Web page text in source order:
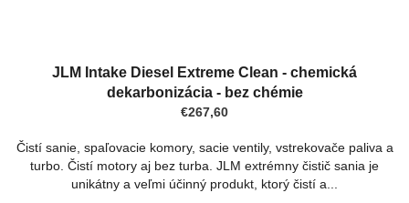
JLM Intake Diesel Extreme Clean - chemická
dekarbonizácia - bez chémie
€267,60
Čistí sanie, spaľovacie komory, sacie ventily, vstrekovače paliva a
turbo. Čistí motory aj bez turba. JLM extrémny čistič sania je
unikátny a veľmi účinný produkt, ktorý čistí a...